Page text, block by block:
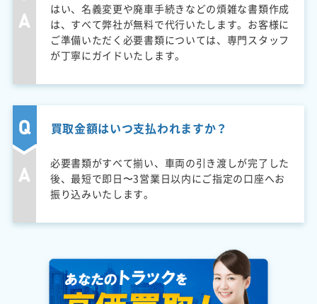
はい、名義変更や廃車手続きなどの煩雑な書類作成
は、すべて弊社が無料で代行いたします。お客様に
ご準備いただく必要書類については、専門スタッフ
が丁寧にガイドいたします。
買取金額はいつ支払われますか？
必要書類がすべて揃い、車両の引き渡しが完了した
後、最短で即日〜3営業日以内にご指定の口座へお
振り込みいたします。